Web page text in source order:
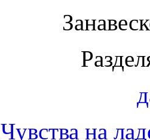
Чувства на